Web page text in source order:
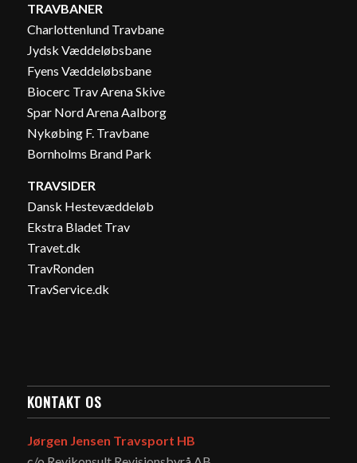
TRAVBANER
Charlottenlund Travbane
Jydsk Væddeløbsbane
Fyens Væddeløbsbane
Biocerc Trav Arena Skive
Spar Nord Arena Aalborg
Nykøbing F. Travbane
Bornholms Brand Park
TRAVSIDER
Dansk Hestevæddeløb
Ekstra Bladet Trav
Travet.dk
TravRonden
TravService.dk
KONTAKT OS
Jørgen Jensen Travsport HB